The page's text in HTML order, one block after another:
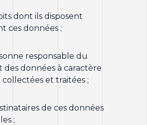
dont ils disposent
ces données ;
responsable du
données à caractère
et traitées ;
de ces données
;